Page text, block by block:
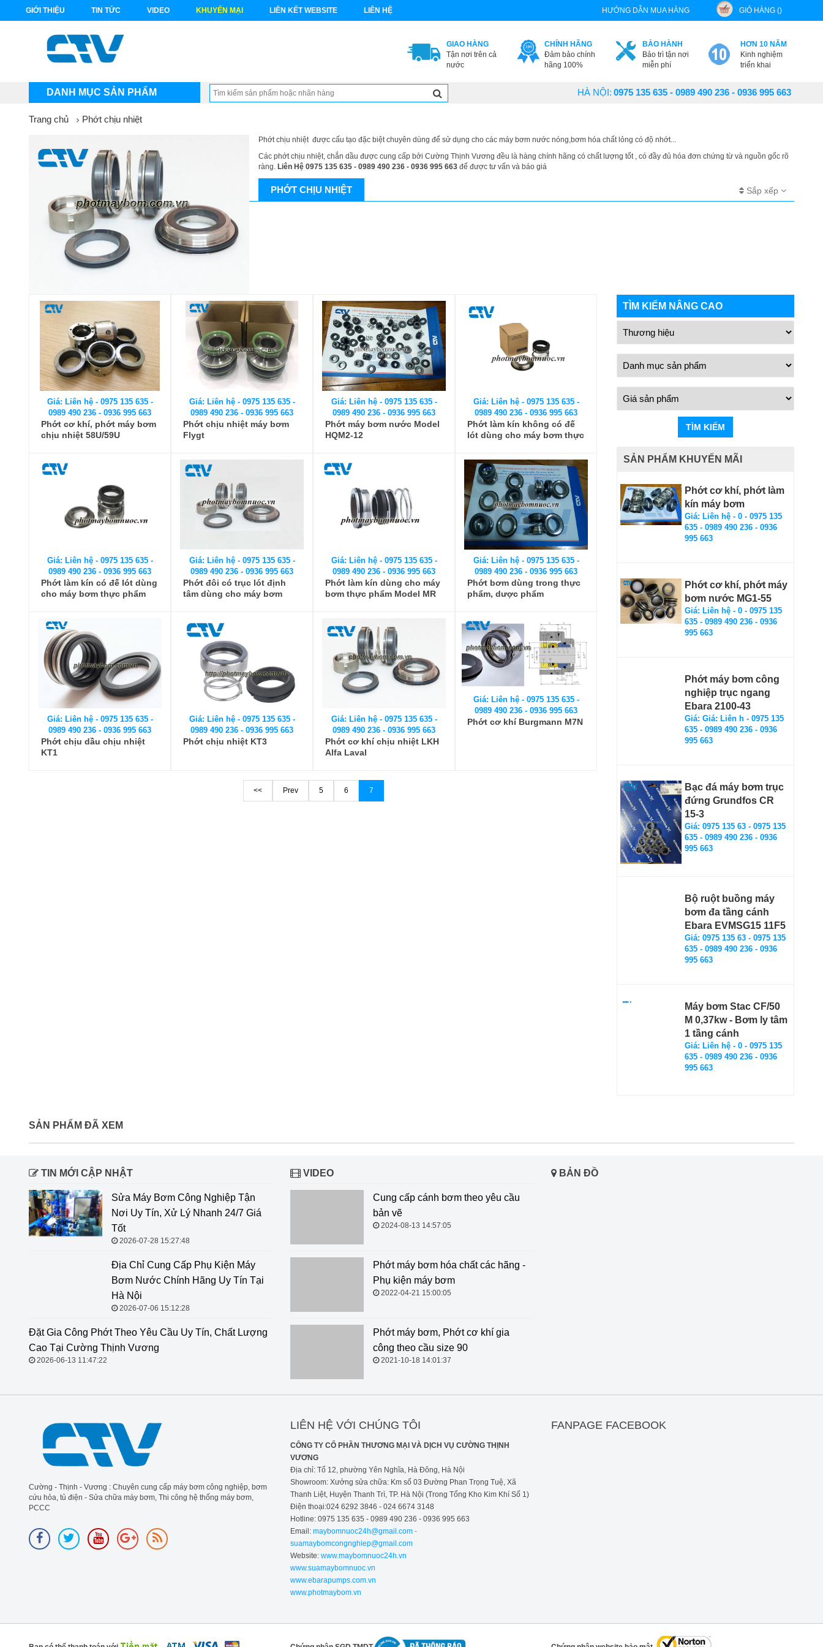
GIỚI THIỆU TIN TỨC VIDEO KHUYẾN MẠI LIÊN KẾT WEBSITE LIÊN HỆ HƯỚNG DẪN MUA HÀNG GIỎ HÀNG ()
GIAO HÀNG
Tận nơi trên cả
nước
CHÍNH HÃNG
Đảm bảo chính
hãng 100%
BẢO HÀNH
Bảo trì tận nơi
miễn phí
HƠN 10 NĂM
Kinh nghiệm
triển khai
DANH MỤC SẢN PHẨM HÀ NỘI: 0975 135 635 - 0989 490 236 - 0936 995 663
Trang chủ Phớt chịu nhiệt
Phớt chịu nhiệt được cấu tạo đặc biệt chuyên dùng để sử dụng cho các máy bơm nước nóng,bơm hóa chất lỏng có độ nhớt...
Các phớt chịu nhiệt, chắn dầu được cung cấp bởi Cường Thịnh Vương đều là hàng chính hãng có chất lượng tốt , có đầy đủ hóa đơn chứng từ và nguồn gốc rõ
ràng. Liên Hệ 0975 135 635 - 0989 490 236 - 0936 995 663 để được tư vấn và báo giá
PHỚT CHỊU NHIỆT Sắp xếp
Giá: Liên hệ - 0975 135 635 -
0989 490 236 - 0936 995 663
Phớt cơ khí, phớt máy bơm
chịu nhiệt 58U/59U
Giá: Liên hệ - 0975 135 635 -
0989 490 236 - 0936 995 663
Phớt chịu nhiệt máy bơm
Flygt
Giá: Liên hệ - 0975 135 635 -
0989 490 236 - 0936 995 663
Phớt máy bơm nước Model
HQM2-12
Giá: Liên hệ - 0975 135 635 -
0989 490 236 - 0936 995 663
Phớt làm kín không có đế
lót dùng cho máy bơm thực
Giá: Liên hệ - 0975 135 635 -
0989 490 236 - 0936 995 663
Phớt làm kín có đế lót dùng
cho máy bơm thực phẩm
Giá: Liên hệ - 0975 135 635 -
0989 490 236 - 0936 995 663
Phớt đôi có trục lót định
tâm dùng cho máy bơm
Giá: Liên hệ - 0975 135 635 -
0989 490 236 - 0936 995 663
Phớt làm kín dùng cho máy
bơm thực phẩm Model MR
Giá: Liên hệ - 0975 135 635 -
0989 490 236 - 0936 995 663
Phớt bơm dùng trong thực
phẩm, dược phẩm
Giá: Liên hệ - 0975 135 635 -
0989 490 236 - 0936 995 663
Phớt chịu dầu chịu nhiệt
KT1
Giá: Liên hệ - 0975 135 635 -
0989 490 236 - 0936 995 663
Phớt chịu nhiệt KT3
Giá: Liên hệ - 0975 135 635 -
0989 490 236 - 0936 995 663
Phớt cơ khí chịu nhiệt LKH
Alfa Laval
Giá: Liên hệ - 0975 135 635 -
0989 490 236 - 0936 995 663
Phớt cơ khí Burgmann M7N
<< Prev 5 6 7
TÌM KIẾM NÂNG CAO
TÌM KIẾM
SẢN PHẨM KHUYẾN MÃI
Phớt cơ khí, phớt làm
kín máy bơm
Giá: Liên hệ - 0 - 0975 135
635 - 0989 490 236 - 0936
995 663
Phớt cơ khí, phớt máy
bơm nước MG1-55
Giá: Liên hệ - 0 - 0975 135
635 - 0989 490 236 - 0936
995 663
Phớt máy bơm công
nghiệp trục ngang
Ebara 2100-43
Giá: Giá: Liên h - 0975 135
635 - 0989 490 236 - 0936
995 663
Bạc đá máy bơm trục
đứng Grundfos CR
15-3
Giá: 0975 135 63 - 0975 135
635 - 0989 490 236 - 0936
995 663
Bộ ruột buồng máy
bơm đa tầng cánh
Ebara EVMSG15 11F5
Giá: 0975 135 63 - 0975 135
635 - 0989 490 236 - 0936
995 663
Máy bơm Stac CF/50
M 0,37kw - Bơm ly tâm
1 tầng cánh
Giá: Liên hệ - 0 - 0975 135
635 - 0989 490 236 - 0936
995 663
SẢN PHẨM ĐÃ XEM
TIN MỚI CẬP NHẬT
Sửa Máy Bơm Công Nghiệp Tận
Nơi Uy Tín, Xử Lý Nhanh 24/7 Giá
Tốt
2026-07-28 15:27:48
Địa Chỉ Cung Cấp Phụ Kiện Máy
Bơm Nước Chính Hãng Uy Tín Tại
Hà Nội
2026-07-06 15:12:28
Đặt Gia Công Phớt Theo Yêu Cầu
Uy Tín, Chất Lượng Cao Tại Cường
VIDEO
Cung cấp cánh bơm theo yêu cầu
bản vẽ
2024-08-13 14:57:05
Phớt máy bơm hóa chất các hãng - Phụ kiện máy bơm
Phớt máy bơm, Phớt cơ khí gia
công theo cầu size 90
2021-10-18 14:01:37
BẢN ĐỒ
Cường - Thịnh - Vương : Chuyên cung cấp máy bơm công nghiệp, bơm
cứu hỏa, tủ điện - Sửa chữa máy bơm, Thi công hệ thống máy bơm,
PCCC
LIÊN HỆ VỚI CHÚNG TÔI
CÔNG TY CỔ PHẦN THƯƠNG MẠI VÀ DỊCH VỤ CƯỜNG THỊNH
VƯƠNG
Địa chỉ: Tổ 12, phường Yên Nghĩa, Hà Đông, Hà Nội
Showroom: Xưởng sửa chữa: Km số 03 Đường Phan Trọng Tuệ, Xã
Thanh Liệt, Huyện Thanh Trì, TP. Hà Nội (Trong Tổng Kho Kim Khí Số 1)
Điện thoại:024 6292 3846 - 024 6674 3148
Hotline: 0975 135 635 - 0989 490 236 - 0936 995 663
Email: maybomnuoc24h@gmail.com -
suamaybomcongnghiep@gmail.com
Website:www.maybomnuoc24h.vn
www.suamaybomnuoc.vn
www.ebarapumps.com.vn
www.photmaybom.vn
FANPAGE FACEBOOK